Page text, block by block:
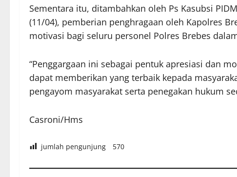
Sementara itu, ditambahkan oleh Ps Kasubsi
(11/04), pemberian penghragaan oleh Kapolres
motivasi bagi seluru personel Polres Brebes
“Penggargaan ini sebagai pentuk apresiasi dan
dapat memberikan yang terbaik kepada
pengayom masyarakat serta penegakan hukum
Casroni/Hms
jumlah pengunjung 570